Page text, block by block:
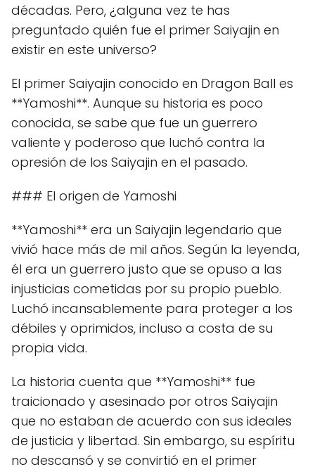
décadas. Pero, ¿alguna vez te has
preguntado quién fue el primer Saiyajin en
existir en este universo?
El primer Saiyajin conocido en Dragon Ball es
**Yamoshi**. Aunque su historia es poco
conocida, se sabe que fue un guerrero
valiente y poderoso que luchó contra la
opresión de los Saiyajin en el pasado.
### El origen de Yamoshi
**Yamoshi** era un Saiyajin legendario que
vivió hace más de mil años. Según la leyenda,
él era un guerrero justo que se opuso a las
injusticias cometidas por su propio pueblo.
Luchó incansablemente para proteger a los
débiles y oprimidos, incluso a costa de su
propia vida.
La historia cuenta que **Yamoshi** fue
traicionado y asesinado por otros Saiyajin
que no estaban de acuerdo con sus ideales
de justicia y libertad. Sin embargo, su espíritu
no descansó y se convirtió en el primer